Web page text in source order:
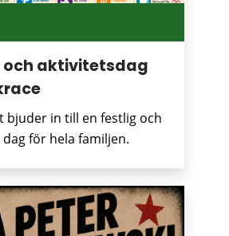
och aktivitetsdag
bjuder in till en festlig och
för hela familjen.